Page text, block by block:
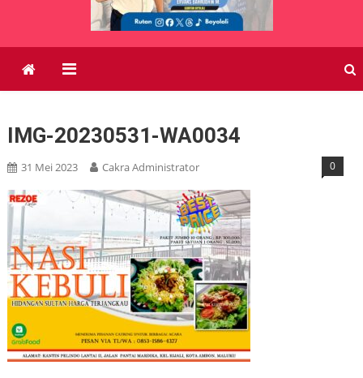
IMG-20230531-WA0034
31 Mei 2023 Cakra Administrator 0